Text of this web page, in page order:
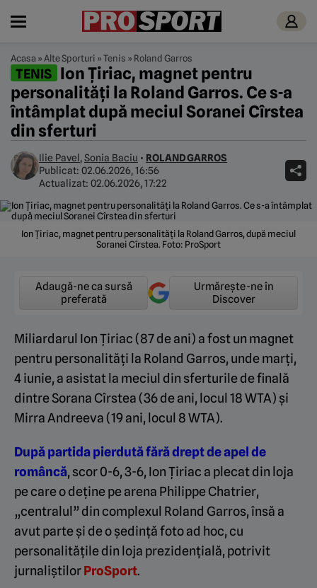
Acasa »Alte Sporturi »Tenis » Roland Garros
TENIS Ion Țiriac, magnet pentru
personalități la Roland Garros. Ce s-a
întâmplat după meciul Soranei Cîrstea
din sferturi
Ilie Pavel ,Sonia Baciu • ROLAND GARROS
Publicat: 02.06.2026, 16:56
Actualizat: 02.06.2026, 17:22
Ion Țiriac, magnet pentru personalități la Roland Garros, după meciul
Soranei Cîrstea. Foto: ProSport
Adaugă-ne ca sursă
preferată
Urmărește-ne în
Discover
Miliardarul Ion Țiriac (87 de ani) a fost un magnet
pentru personalități la Roland Garros, unde marți,
4 iunie, a asistat la meciul din sferturile de finală
dintre Sorana Cîrstea (36 de ani, locul 18 WTA) și
Mirra Andreeva (19 ani, locul 8 WTA).
După partida pierdută fără drept de apel de
româncă, scor 0-6, 3-6, Ion Țiriac a plecat din loja
pe care o deține pe arena Philippe Chatrier,
„centralul” din complexul Roland Garros, însă a
avut parte și de o ședință foto ad hoc, cu
personalitățile din loja prezidențială, potrivit
jurnaliștilorProSport.